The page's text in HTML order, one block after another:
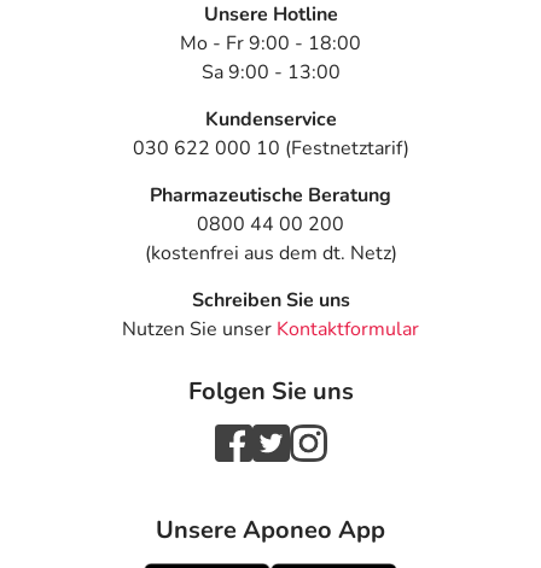
Unsere Hotline
Mo - Fr 9:00 - 18:00
Sa 9:00 - 13:00
Kundenservice
030 622 000 10 (Festnetztarif)
Pharmazeutische Beratung
0800 44 00 200
(kostenfrei aus dem dt. Netz)
Schreiben Sie uns
Nutzen Sie unser Kontaktformular
Folgen Sie uns
Unsere Aponeo App